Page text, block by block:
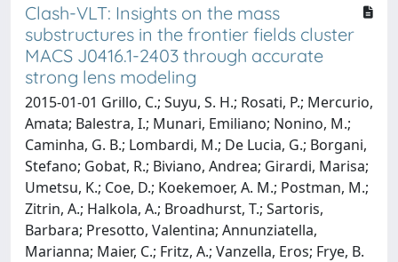
Clash-VLT: Insights on the mass
substructures in the frontier fields cluster
MACS J0416.1-2403 through accurate
strong lens modeling
2015-01-01 Grillo, C.; Suyu, S. H.; Rosati, P.; Mercurio,
Amata; Balestra, I.; Munari, Emiliano; Nonino, M.;
Caminha, G. B.; Lombardi, M.; De Lucia, G.; Borgani,
Stefano; Gobat, R.; Biviano, Andrea; Girardi, Marisa;
Umetsu, K.; Coe, D.; Koekemoer, A. M.; Postman, M.;
Zitrin, A.; Halkola, A.; Broadhurst, T.; Sartoris,
Barbara; Presotto, Valentina; Annunziatella,
Marianna; Maier, C.; Fritz, A.; Vanzella, Eros; Frye, B.